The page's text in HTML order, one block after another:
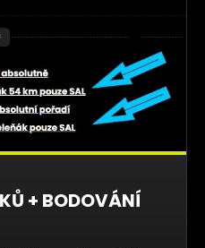
+ BODOVÁNÍ